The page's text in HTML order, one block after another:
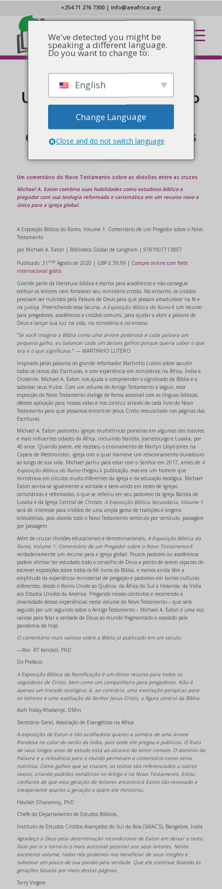
+254 71 276 7300| info@aeafrica.org
NOTÍCIAS
Um comentário do Novo
Testamento sobre as
divisões entre as cruzes
Um comentário do Novo Testamento sobre as divisões entre as cruzes
Michael A. Eaton combina suas habilidades como estudioso bíblico e
pregador com sua teologia reformada e carismática em um recurso novo e
único para a igreja global.
A Exposição Bíblica do Ramo, Volume 1: Comentário de um Pregador sobre o Novo
Testamento
por Michael A. Eaton | Biblioteca Global de Langham | 9781907713897
Publicado: 31 rua Agosto de 2020 | GBP £ 39,99 | Compre online com frete
internacional grátis
Grande parte da literatura bíblica é escrita para acadêmicos e não consegue
edificar os leitores nem fortalecer seu ministério cristão. No entanto, os cristãos
precisam ser nutridos pela Palavra de Deus para que possam amadurecer na fé e
na justiça. Preenchendo essa lacuna, A Exposição Bíblica do Ramoé um recurso
para pregadores, acadêmicos e cristãos comuns, para ajudar a abrir a palavra de
Deus e lançar sua luz na vida, no ministério e no ensino.
“Se você imagina a Bíblia como uma árvore poderosa e cada palavra um
pequeno galho, eu balancei cada um desses galhos porque queria saber o que
era e o que significava." — MARTINHO LUTERO
Inspirado pelas palavras do grande reformador Martinho Lutero sobre sacudir
todos os ramos das Escrituras, e com experiência em ministérios na África, Índia e
Ocidente, Michael A. Eaton nos ajuda a compreender o significado da Bíblia e a
saborear seus frutos. Com um volume do Antigo Testamento a seguir, esta
exposição do Novo Testamento dialoga de forma acessível com as línguas bíblicas,
oferece aplicação para nossas vidas e nos conduz através de cada livro do Novo
Testamento para que possamos encontrar Jesus Cristo ressuscitado nas páginas das
Escrituras.
Michael A. Eaton pastoreou igrejas multiétnicas pioneiras em algumas das maiores
e mais influentes cidades da África, incluindo Nairóbi, Joanesburgo e Lusaka, por
40 anos. Quando jovem, ele recebeu o ensinamento de Martyn Lloyd-Jones na
Capela de Westminster, igreja com a qual manteve um relacionamento duradouro
ao longo de sua vida. Michael partiu para estar com o Senhor em 2017, antes de A
Exposição Bíblica do Ramochegou à publicação, mas era um homem que
ministrava em círculos muito diferentes da igreja e da educação teológica. Michael
Eaton sentia-se igualmente à vontade e bem-vindo em redes de igrejas
carismáticas e reformadas, o que se refletiu em seu pastoreio da Igreja Batista de
Lusaka e da Igreja Central de Chrisco. A Exposição Bíblica Secundária, Volume 1
será de interesse para cristãos de uma ampla gama de tradições e origens
eclesiásticas, pois aborda todo o Novo Testamento versículo por versículo, passagem
por passagem.
Além de cruzar divisões educacionais e denominacionais, A Exposição Bíblica do
Ramo, Volume 1: Comentário de um Pregador sobre o Novo Testamentoé
verdadeiramente um recurso para a igreja global. Poucos pastores ou acadêmicos
podem afirmar ter estudado todo o conselho de Deus a ponto de serem capazes de
escrever exposições sobre todos os 66 livros da Bíblia, e menos ainda têm a
amplitude da experiência ministerial de pregação e pastoreio em tantas culturas
diferentes, desde o Reino Unido ao Quênia; da África do Sul à Holanda; da Índia
aos Estados Unidos da América. Pregando nesses contextos e recorrendo à
diversidade dessas experiências neste volume do Novo Testamento – que será
seguido por um segundo sobre o Antigo Testamento – Michael A. Eaton é uma voz
valiosa para falar a verdade de Deus ao mundo fragmentado e assolado pela
pandemia de hoje.
O comentário mais valioso sobre a Bíblia já publicado em um século.
—Rev. RT Kendall, PhD
Do Prefácio
A Exposição Bíblica de Ramificação é um ótimo recurso para todos os
seguidores de Cristo, bem como um companheiro para pregadores. Não é
apenas um tratado teológico; é, ao contrário, uma exortação perspicaz para
os leitores e uma exaltação do Senhor Jesus Cristo, a figura central da Bíblia.
Aiah Foday-Khabenje, DMin
Secretário Geral, Associação de Evangélicos na África
A exposição de Eaton é tão acolhedora quanto a sombra de uma árvore
frondosa no calor do verão da Índia, país onde ele pregou e publicou. O fruto
de seus longos anos de estudo está ao alcance do leitor comum. O domínio da
Palavra e a relevância para o mundo permeiam o comentário como seiva
nutritiva. Como galhos que se cruzam, os textos são referenciados a outros
textos, criando padrões temáticos no Antigo e no Novo Testamento. Estou
confiante de que esta geração de leitores encontrará Eaton tão renovado e
inexperiente quanto a geração a quem ele ministrou.
Havilah Dharamraj, PhD
Chefe do Departamento de Estudos Bíblicos,
Instituto de Estudos Cristãos Avançados do Sul da Ásia (SAIACS), Bangalore, Índia
Agradeço a Deus pela determinação incondicional de Eaton em deixar o texto
falar por si e torná-lo o mais acessível possível aos seus leitores. Neste
excelente volume, todos nós podemos nos beneficiar de seus insights e
saborear um pouco de sua paixão pela verdade. Que ele continue falando às
gerações futuras por meio destas páginas.
Terry Virgem
We've detected you might be
speaking a different language.
Do you want to change to:
English
Change Language
Close and do not switch language